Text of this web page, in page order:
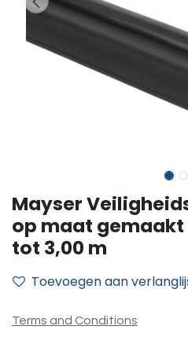
Mayser
op maat gemaakt
tot 3,00 m
Toevoegen aan
Terms and Conditions